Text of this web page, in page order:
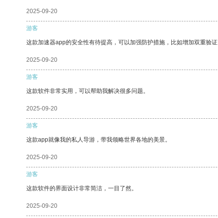
2025-09-20
游客
这款加速器app的安全性有待提高，可以加强防护措施，比如增加双重验
2025-09-20
游客
这款软件非常实用，可以帮助我解决很多问题。
2025-09-20
游客
这款app就像我的私人导游，带我领略世界各地的美景。
2025-09-20
游客
这款软件的界面设计非常简洁，一目了然。
2025-09-20